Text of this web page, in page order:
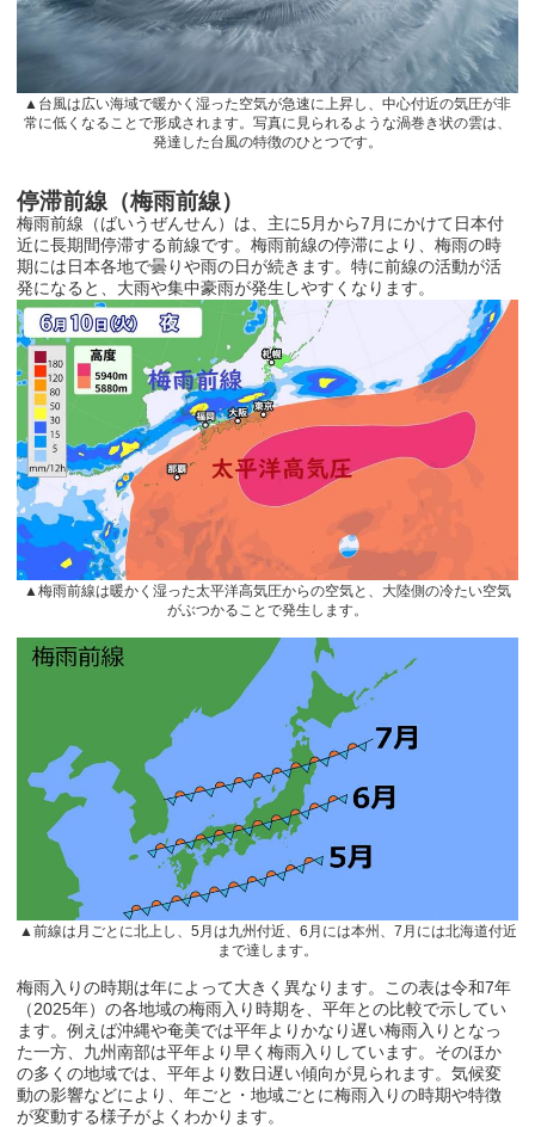
▲台風は広い海域で暖かく湿った空気が急速に上昇し、中心付近の気圧が非
常に低くなることで形成されます。写真に見られるような渦巻き状の雲は、
発達した台風の特徴のひとつです。
停滞前線（梅雨前線）
梅雨前線（ばいうぜんせん）は、主に5月から7 月にかけて日本付
近に長期間停滞する前線です。梅雨前線の停滞により、梅雨の時
期には日本各地で曇りや雨の日が続きます。特に前線の活動が活
発になると、大雨や集中豪雨が発生しやすくなります。
▲梅雨前線は暖かく湿った太平洋高気圧からの空気と、大陸側の冷たい空気
がぶつかることで発生します。
▲前線は月ごとに北上し、 5 月は九州付近、 6 月には本州、 7 月には北海道付近
まで達します。
梅雨入りの時期は年によって大きく異なります。この表は令和7年
（2025年）の各地域の梅雨入り時期を、平年との比較で示してい
ます。例えば沖縄や奄美では平年よりかなり遅い梅雨入りとなっ
た一方、九州南部は平年より早く梅雨入りしています。そのほか
の多くの地域では、平年より数日遅い傾向が見られます。気候変
動の影響などにより、年ごと・地域ごとに梅雨入りの時期や特徴
が変動する様子がよくわかります。